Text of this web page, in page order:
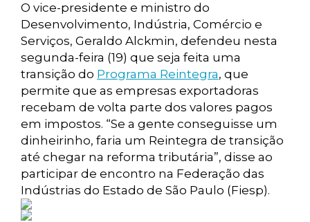
O vice-presidente e ministro do
Desenvolvimento, Indústria, Comércio e
Serviços, Geraldo Alckmin, defendeu nesta
segunda-feira (19) que seja feita uma
transição do Programa Reintegra, que
permite que as empresas exportadoras
recebam de volta parte dos valores pagos
em impostos. “Se a gente conseguisse um
dinheirinho, faria um Reintegra de transição
até chegar na reforma tributária”, disse ao
participar de encontro na Federação das
Indústrias do Estado de São Paulo (Fiesp).